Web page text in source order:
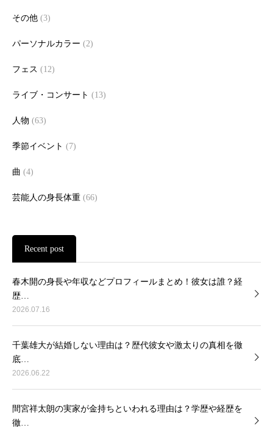
その他 (3)
パーソナルカラー (2)
フェス (12)
ライブ・コンサート (13)
人物 (63)
季節イベント (7)
曲 (4)
芸能人の身長体重 (66)
Recent post
春木開の身長や年収などプロフィールまとめ！彼女は誰？経
歴…
2026.07.16
千葉雄大が結婚しない理由は？歴代彼女や激太りの真相を徹
底…
2026.06.22
間宮祥太朗の実家が金持ちといわれる理由は？学歴や経歴を
徹…